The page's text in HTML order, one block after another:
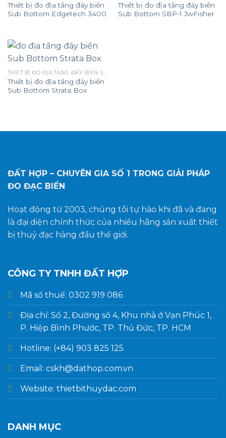
Thiết bị đo địa tầng đáy biển
Sub Bottom Edgetech 3400
Thiết bị đo địa tầng đáy biển
Sub Bottom SBP-1 JwFisher
THIẾT BỊ ĐO ĐỊA TẦNG ĐÁY BIỂN SUB BOTTOM
Thiết bị đo địa tầng đáy biển
Sub Bottom Strata Box
ĐẤT HỢP – CHUYÊN GIA SỐ 1 TRONG GIẢI PHÁP
ĐO ĐẠC BIỂN
Hoạt động từ 2003, chúng tôi tự hào khi đã và đang
là đại diện chính thức của nhiều hãng sản xuất thiết
bị thuỷ đạc hàng đầu thế giới.
CÔNG TY TNHH ĐẤT HỢP
Mã số thuế: 0302 919 086
Địa chỉ: Số 2, Đường số 4, Khu nhà ở Vạn Phúc 1,
P. Hiệp Bình Phước, TP. Thủ Đức, TP. HCM
Hotline: (+84) 903 825 125
Email: cskh@dathop.com.vn
Website: thietbithuydac.com
DANH MỤC